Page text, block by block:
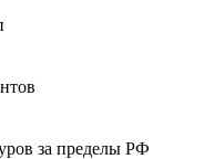
за пределы РФ